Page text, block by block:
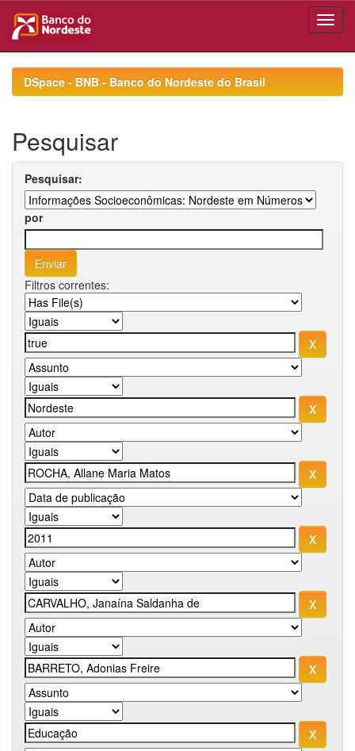
navigationDSpace - BNB - Banco do Nordeste do Brasil
Pesquisar
Pesquisar:
por
Filtros correntes: